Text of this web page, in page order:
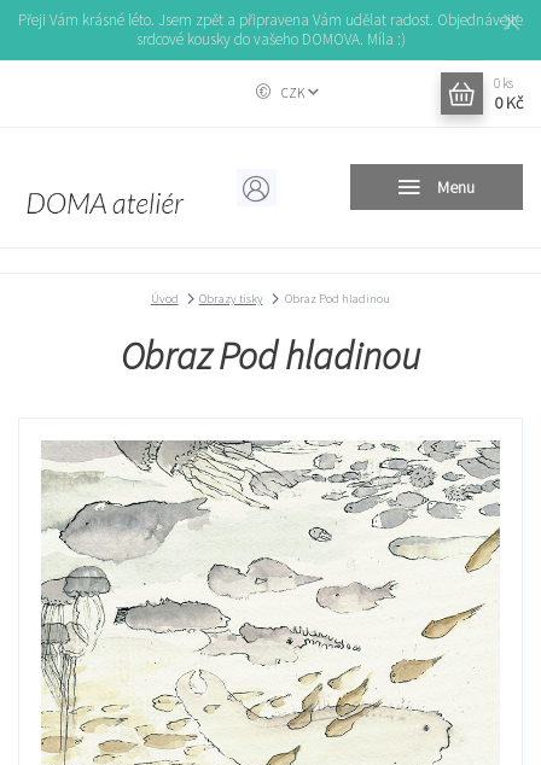
Přeji Vám krásné léto. Jsem zpět a připravena Vám udělat radost. Objednávejte
srdcové kousky do vašeho DOMOVA. Míla :)
Menu
CZK
0 ks
0 Kč
Úvod Obrazy tisky Obraz Pod hladinou
Obraz Pod hladinou